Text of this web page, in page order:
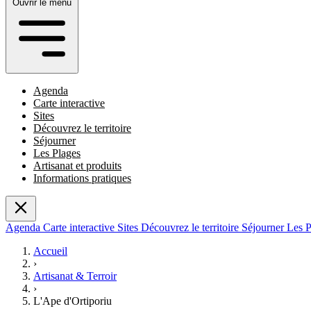
Ouvrir le menu
Agenda
Carte interactive
Sites
Découvrez le territoire
Séjourner
Les Plages
Artisanat et produits
Informations pratiques
Agenda Carte interactive Sites Découvrez le territoire SéjournerLes
Accueil
›
Artisanat & Terroir
›
L'Ape d'Ortiporiu